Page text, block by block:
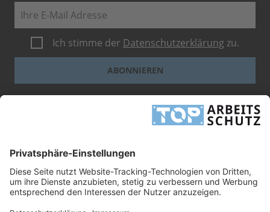
Ich stimme der Datenschutzerklärung zu.
ABONNIEREN
Dieses Formular ist durch reCAPTCHA geschützt - es gelten dieGoogle-
-Geschäftsbedingungen.
UNTERNEHMEN
RECHTLICHES
TOP ARBEITSSCHUTZ GMBH